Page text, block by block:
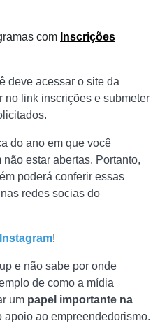
com Inscrições
deve acessar o site da
no link inscrições e submeter
do ano em que você
estar abertas. Portanto,
poderá conferir essas
redes socias do
!
e não sabe por onde
de como a mídia
um papel importante na
apoio ao empreendedorismo.